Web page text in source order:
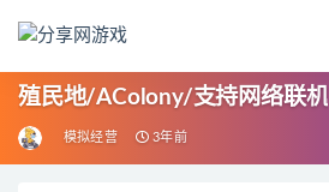
殖民地/AColony/支持网络联机
模拟经营 3年前